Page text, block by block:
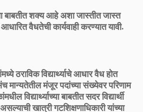
बाबतीत शक्य आहे अशा जास्तीत जास्त
आधारित वैधतेची कार्यवाही करण्यात यावी.
ठराविक विद्यार्थ्याचे आधार वैध होत
मान्यतेतील मंजूर पदांच्या संख्येवर परिणाम
विद्यार्थ्याच्या बाबतीत सदर विद्यार्थी
खात्री गटशिक्षणाधिकारी यांच्या